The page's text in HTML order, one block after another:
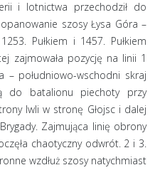
i lotnictwa przechodził do
szosy Łysa Góra –
Pułkiem i 1457. Pułkiem
zajmowała pozycję na linii 1
– południowo-wschodni skraj
do batalionu piechoty przy
Iwli w stronę Głojsc i dalej
Zajmująca linię obrony
chaotyczny odwrót. 2 i 3.
wzdłuż szosy natychmiast